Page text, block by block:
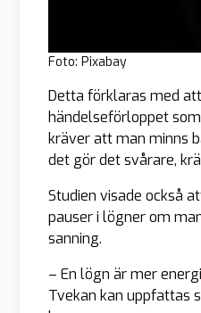
Foto: Pixabay
Detta förklaras med
händelseförloppet
kräver att man minns
det gör det svårare,
Studien visade också
pauser i lögner om
sanning.
– En lögn är mer
Tvekan kan uppfattas